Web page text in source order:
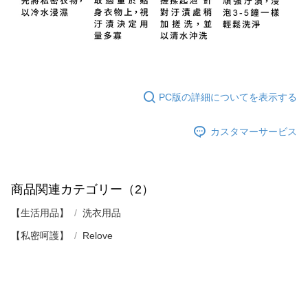
PC版の詳細についてを表示する
カスタマーサービス
商品関連カテゴリー（2）
【生活用品】 洗衣用品
【私密呵護】 Relove